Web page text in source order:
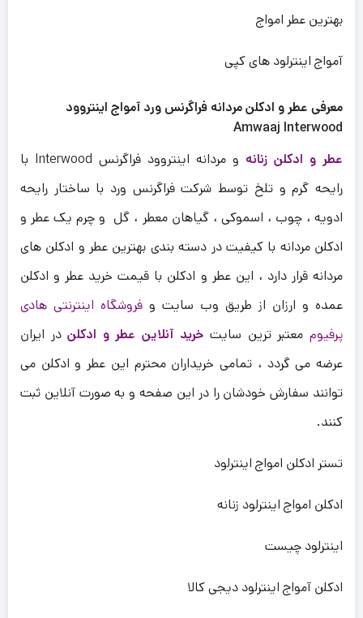
بهترین عطر امواج
آمواج اینترلود های کپی
معرفی عطر و ادکلن مردانه فراگرنس ورد آمواج اینتروود
Amwaaj Interwood
عطر و ادکلن زنانه
و مردانه اینتروود فراگرنس Interwood با
رایحه گرم و تلخ توسط شرکت فراگرنس ورد با ساختار رایحه
ادویه ، چوب ، اسموکی ، گیاهان معطر ، گل و چرم یک عطر و
ادکلن مردانه با کیفیت در دسته بندی بهترین عطر و ادکلن های
مردانه قرار دارد ، این عطر و ادکلن با قیمت خرید عطر و ادکلن
عمده و ارزان از طریق وب سایت و فروشگاه اینترنتی هادی
پرفیوممعتبر ترین سایت خرید آنلاین عطر و ادکلن در ایران
عرضه می گردد ، تمامی خریداران محترم این عطر و ادکلن می
توانند سفارش خودشان را در این صفحه و به صورت آنلاین ثبت
کنند.
تستر ادکلن امواج اینترلود
ادکلن امواج اینترلود زنانه
اینترلود چیست
ادکلن آمواج اینترلود دیجی کالا